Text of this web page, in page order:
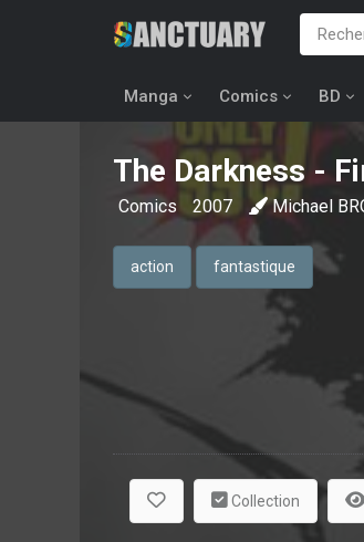
Manga Comics BD
The Darkness -
Comics 2007 Michael
action fantastique
Collection